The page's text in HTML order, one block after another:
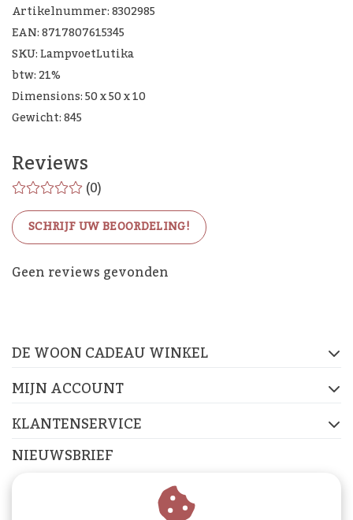
Artikelnummer: 8302985
EAN: 8717807615345
SKU: LampvoetLutika
btw: 21%
Dimensions: 50 x 50 x 10
Gewicht: 845
Reviews
(0)
SCHRIJF UW BEOORDELING!
Geen reviews gevonden
De Woon Cadeau Winkel
DE WOON CADEAU WINKEL
MIJN ACCOUNT
KLANTENSERVICE
NIEUWSBRIEF
Abonneer je op onze nieuwsbrief om op de hoogte te